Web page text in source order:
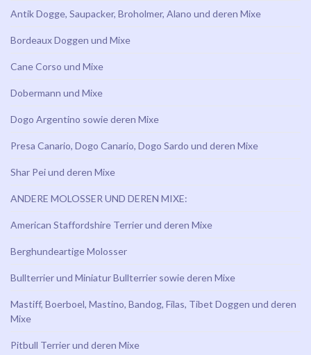
Antik Dogge, Saupacker, Broholmer, Alano und deren Mixe
Bordeaux Doggen und Mixe
Cane Corso und Mixe
Dobermann und Mixe
Dogo Argentino sowie deren Mixe
Presa Canario, Dogo Canario, Dogo Sardo und deren Mixe
Shar Pei und deren Mixe
ANDERE MOLOSSER UND DEREN MIXE:
American Staffordshire Terrier und deren Mixe
Berghundeartige Molosser
Bullterrier und Miniatur Bullterrier sowie deren Mixe
Mastiff, Boerboel, Mastino, Bandog, Filas, Tibet Doggen und deren
Mixe
Pitbull Terrier und deren Mixe